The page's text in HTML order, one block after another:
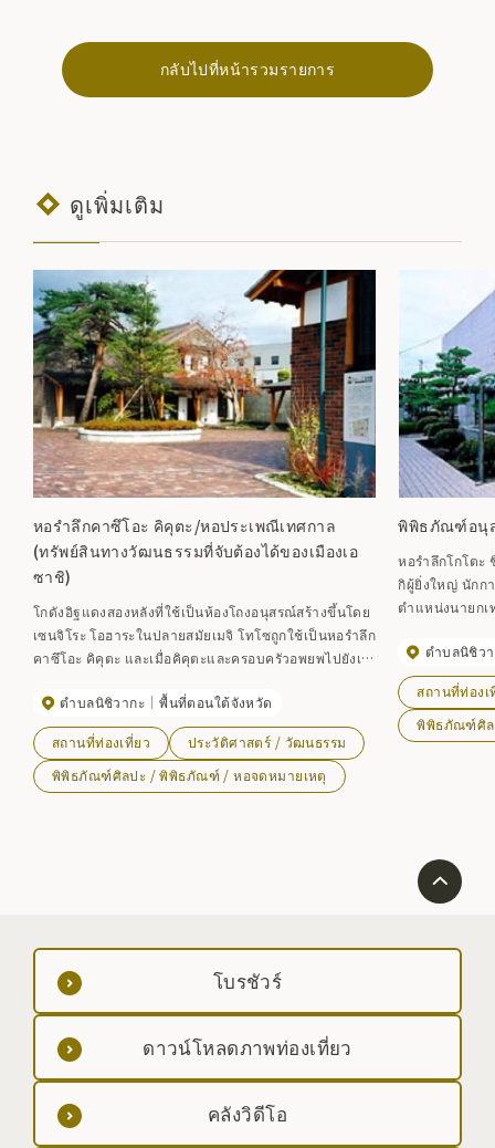
กลับไปที่หน้ารวมรายการ
ดูเพิ่มเติม
หอรำลึกคาซึโอะ คิคุตะ/หอประเพณีเทศกาล
(ทรัพย์สินทางวัฒนธรรมที่จับต้องได้ของเมืองเอ
ซาชิ)
โกดังอิฐแดงสองหลังที่ใช้เป็นห้องโถงอนุสรณ์สร้างขึ้นโดย
เซนจิโระ โอฮาระในปลายสมัยเมจิ โทโซถูกใช้เป็นหอรำลึก
คาซึโอะ คิคุตะ และเมื่อคิคุตะและครอบครัวอพยพไปยังเอ
(ศาลาว่าการอิวายาโดะในตอนนั้น) ที่มีหมวกปลายแหลม
เรากำลังจัดแสดงผลงานจากชีวิตและผลงานของเขา โดย
เน้นที่วัสดุจาก ``The Hill Where the Bell Rings'' ใน
ฐานะ ``พิพิธภัณฑ์ประเพณีตามเทศกาล'' Saizo จัดแสดง
เนื้อหาเกี่ยวกับเทศกาลและศิลปะการแสดงท้องถิ่นที่
ตำบลนิชิวากะ พื้นที่ตอนใต้จังหวัด
สถานที่ท่องเที่ยว
ประวัติศาสตร์ / วัฒนธรรม
พิพิธภัณฑ์ศิลปะ / พิพิธภัณฑ์ / หอจดหมายเหตุ
พิพิธภัณฑ์อนุ
หอรำลึกโกโตะ
กิผู้ยิ่งใหญ่ นักก
ตำแหน่งนายกเ
พิพิธภัณฑ์ มีกา
เปอิตั้งแต่วัยเ
ศูนย์ชุมชนอนุส
แรกของญี่ปุ่น ซึ่
เสียชีวิตของชิน
ตำบลนิชิว
สถานที่ท่องเ
พิพิธภัณฑ์ศิล
โบรชัวร์
ดาวน์โหลดภาพท่องเที่ยว
คลังวิดีโอ